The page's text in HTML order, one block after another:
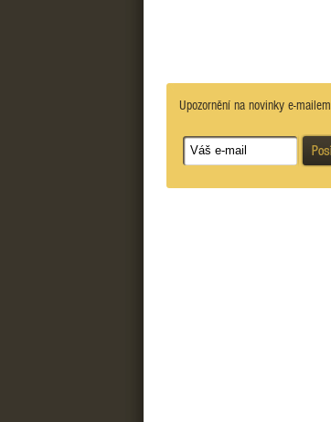
Upozornění na novinky e-mailem